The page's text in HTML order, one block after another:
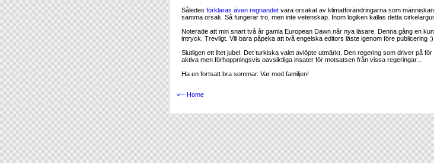
Således förklaras även regnandet vara orsakat av klimatförändringarna som
samma orsak. Så fungerar tro, men inte vetenskap. Inom logiken kallas detta
Noterade att min snart två år gamla European Dawn når nya läsare. Denna gång en
intryck. Trevligt. Vill bara påpeka att två engelska editors läste igenom före publicering :)
Slutligen ett litet jubel. Det turkiska valet avlöpte utmärkt. Den regering som driver på
aktiva men förhoppningsvis oavsiktliga insater för motsatsen från vissa regeringar...
Ha en fortsatt bra sommar. Var med familjen!
<-- Home